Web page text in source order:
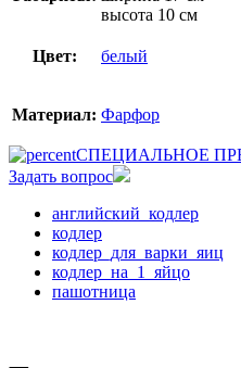
высота 10 см
Цвет: белый
Материал: Фарфор
СПЕЦИАЛЬНОЕ
Задать вопрос
английский_кодлер
кодлер
кодлер_для_варки_яиц
кодлер_на_1_яйцо
пашотница